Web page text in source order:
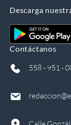
Descarga
Contáctanos
558 - 951 -